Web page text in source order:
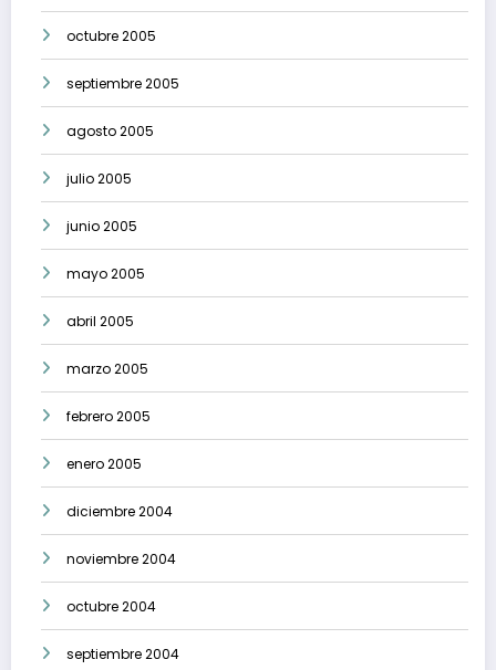
octubre 2005
septiembre 2005
agosto 2005
julio 2005
junio 2005
mayo 2005
abril 2005
marzo 2005
febrero 2005
enero 2005
diciembre 2004
noviembre 2004
octubre 2004
septiembre 2004